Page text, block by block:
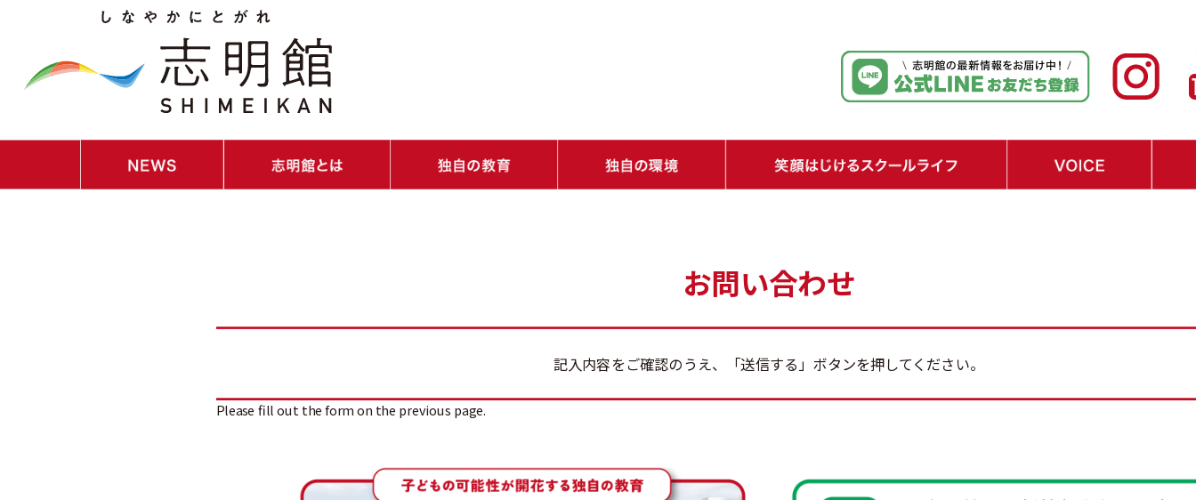
お問い合わせ
記入内容をご確認のうえ、「送信する」ボタンを押してください。
Please fill out the form on the previous page.